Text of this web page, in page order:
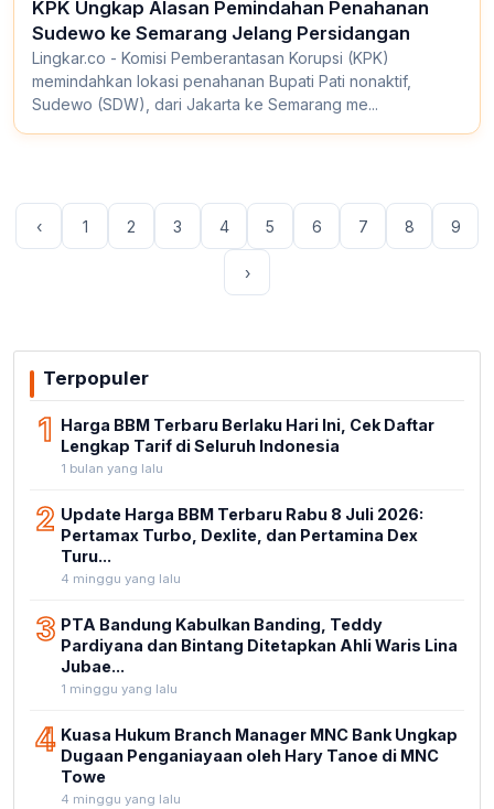
KPK Ungkap Alasan Pemindahan Penahanan
Sudewo ke Semarang Jelang Persidangan
Lingkar.co - Komisi Pemberantasan Korupsi (KPK)
memindahkan lokasi penahanan Bupati Pati nonaktif,
Sudewo (SDW), dari Jakarta ke Semarang me...
‹ 1 2 3 4 5 6 7 8 9
›
Terpopuler
1
Harga BBM Terbaru Berlaku Hari Ini, Cek Daftar
Lengkap Tarif di Seluruh Indonesia
1 bulan yang lalu
2 Update Harga BBM Terbaru Rabu 8 Juli 2026:
Pertamax Turbo, Dexlite, dan Pertamina Dex
Turu...
4 minggu yang lalu
3 PTA Bandung Kabulkan Banding, Teddy
Pardiyana dan Bintang Ditetapkan Ahli Waris Lina
Jubae...
1 minggu yang lalu
4 Kuasa Hukum Branch Manager MNC Bank Ungkap
Dugaan Penganiayaan oleh Hary Tanoe di MNC
Towe
4 minggu yang lalu